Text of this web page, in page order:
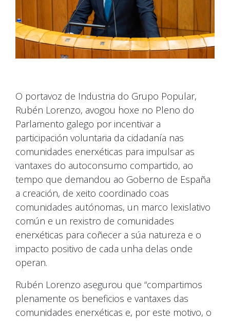
O portavoz de Industria do Grupo Popular,
Rubén Lorenzo, avogou hoxe no Pleno do
Parlamento galego por incentivar a
participación voluntaria da cidadanía nas
comunidades enerxéticas para impulsar as
vantaxes do autoconsumo compartido, ao
tempo que demandou ao Goberno de España
a creación, de xeito coordinado coas
comunidades autónomas, un marco lexislativo
común e un rexistro de comunidades
enerxéticas para coñecer a súa natureza e o
impacto positivo de cada unha delas onde
operan.
Rubén Lorenzo asegurou que “compartimos
plenamente os beneficios e vantaxes das
comunidades enerxéticas e, por este motivo, o